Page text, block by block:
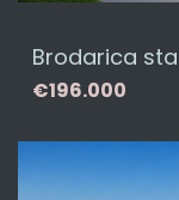
Brodarica
€196.000